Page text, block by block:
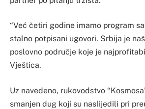
“Već četiri godine imamo program
stalno potpisani ugovori. Srbija je
poslovno područje koje je
Vještica.
Uz navedeno, rukovodstvo
smanjen dug koji su naslijedili pri